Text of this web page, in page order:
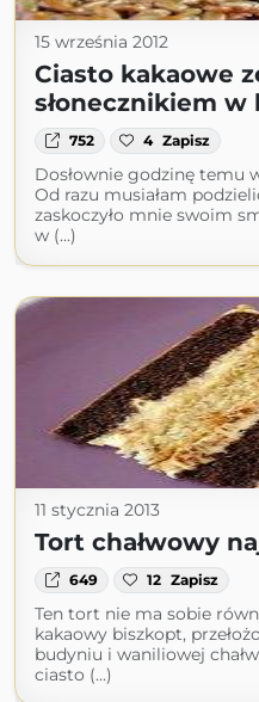
15 września 2012
Ciasto kakaowe
słonecznikiem w
752 4 Zapisz
Dosłownie godzinę temu
Od razu musiałam
zaskoczyło mnie swoim
w (...)
11 stycznia 2013
Tort chałwowy
649 12 Zapisz
Ten tort nie ma sobie
kakaowy biszkopt,
budyniu i waniliowej
ciasto (...)